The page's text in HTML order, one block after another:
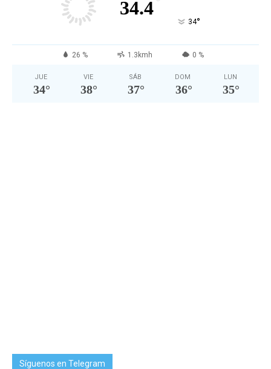
34.4
34°
26 % 1.3kmh 0 %
JUE
34°
VIE
38°
SÁB
37°
DOM
36°
LUN
35°
Síguenos en Telegram